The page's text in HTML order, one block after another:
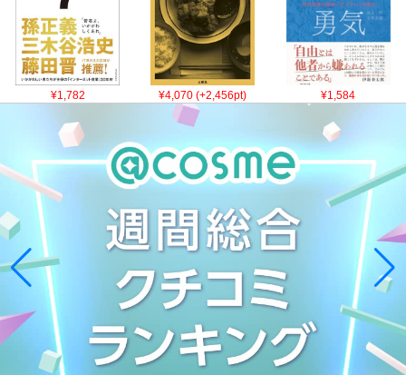
¥1,782 ¥4,070 (+2,456pt) ¥1,584